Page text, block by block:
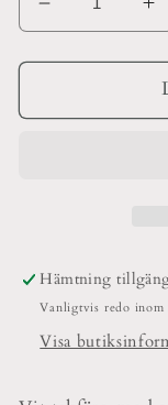
Minska
kvantitet
för
april
Hämtning
Vanligtvis redo inom
Visa